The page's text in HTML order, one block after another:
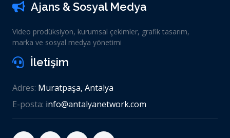
Ajans & Sosyal Medya
Video prodüksiyon, kurumsal çekimler, grafik tasarım,
marka ve sosyal medya yönetimi
İletişim
Adres: Muratpaşa, Antalya
E-posta: info@antalyanetwork.com